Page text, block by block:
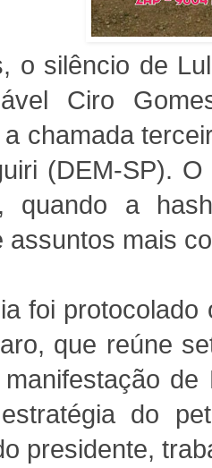
o silêncio de
Ciro
chamada
(DEM-SP).
quando a
assuntos mais
foi
que reúne
do
presidente,